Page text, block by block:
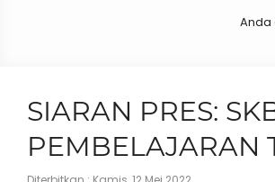
Anda
SIARAN PRES:
PEMBELAJARAN